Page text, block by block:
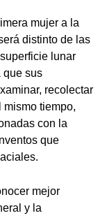
mujer a la
distinto de las
lunar
que sus
recolectar
mismo tiempo,
con la
que
mejor
y la